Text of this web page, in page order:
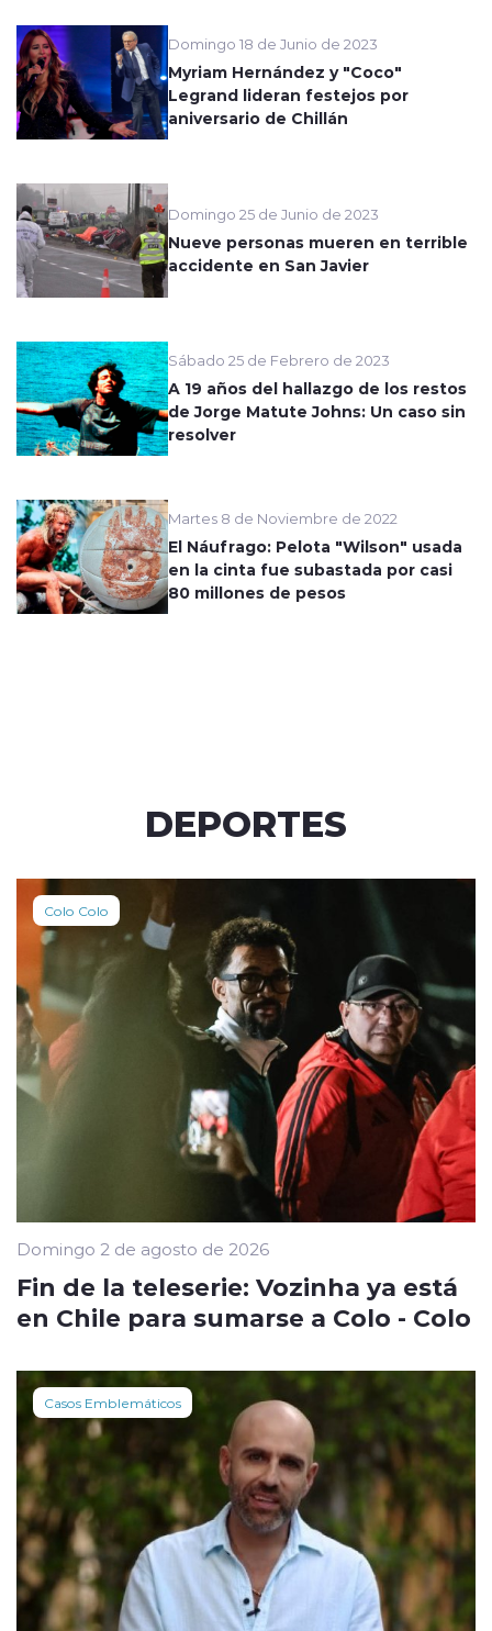
Domingo 18 de Junio de 2023
Myriam Hernández y "Coco"
Legrand lideran festejos por
aniversario de Chillán
Domingo 25 de Junio de 2023
Nueve personas mueren en terrible
accidente en San Javier
Sábado 25 de Febrero de 2023
A 19 años del hallazgo de los restos
de Jorge Matute Johns: Un caso sin
resolver
Martes 8 de Noviembre de 2022
El Náufrago: Pelota "Wilson" usada
en la cinta fue subastada por casi
80 millones de pesos
DEPORTES
Colo Colo
Domingo 2 de agosto de 2026
Fin de la teleserie: Vozinha ya está
en Chile para sumarse a Colo - Colo
Casos Emblemáticos